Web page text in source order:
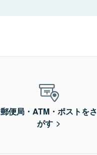
郵便局・ATM・ポストをさ
がす